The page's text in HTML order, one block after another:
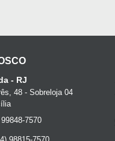
- RJ
48 - Sobreloja 04
7570